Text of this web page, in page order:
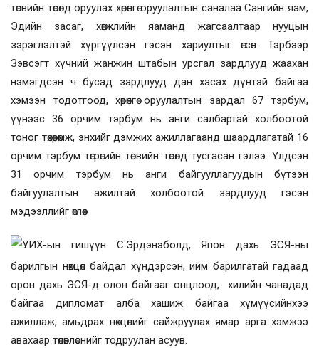
төсвийн төсөлд оруулах хөрөнгө оруулалтын саналаа Сангийн яам,
Эдийн засаг, хөгжлийн яаманд жагсаалтаар нууцын
зэрэглэлтэй хүргүүлсэн гэсэн хариултыг өгсөн. Тэрбээр
Зэвсэгт хүчний жанжин штабын урсгал зардлууд жаахан
нэмэгдсэн ч бусад зардлууд дан хасах дүнтэй байгаа
хэмээн тодотгоод, хөрөнгө оруулалтын зардал 67 тэрбум,
үүнээс 36 орчим тэрбум нь анги салбартай холбоотой
тоног төхөөрөмж, энхийг дэмжих ажиллагаанд шаардлагатай 16
орчим тэрбум төгрөгийн төсвийн төсөлд тусгасан гэлээ. Үлдсэн
31 орчим тэрбум нь анги байгууллагуудын бүтээн
байгуулалтын ажилтай холбоотой зардлууд гэсэн
мэдээллийг өглөө.
УИХ-ын гишүүн С.Эрдэнэболд, Япон дахь ЭСЯ-ны
барилгын нөхцөл байдал хүндэрсэн, ийм барилгатай гадаад
орон дахь ЭСЯ-д олон байгааг онцлоод, хилийн чанадад
байгаа дипломат алба хашиж байгаа хүмүүсийнхээ
ажиллаж, амьдрах нөхцөлийг сайжруулах ямар арга хэмжээ
авахаар төлөвлөснийг тодруулан асуув.